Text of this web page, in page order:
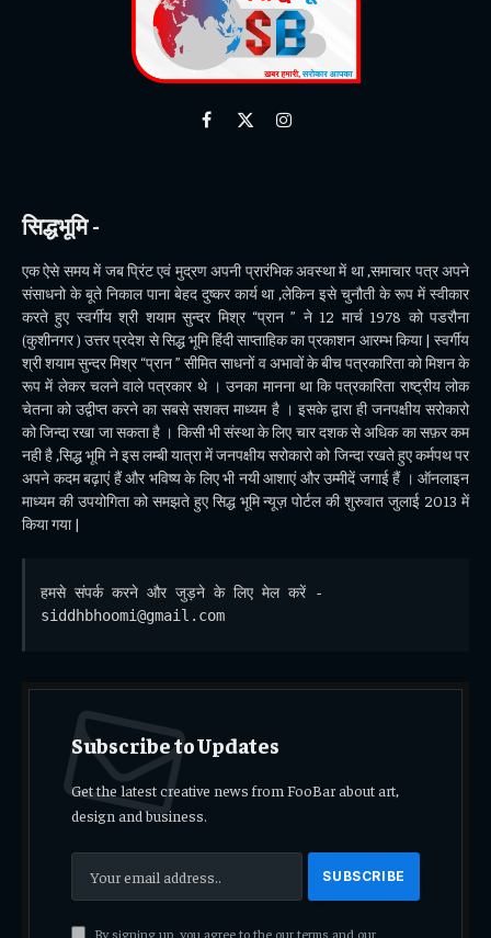
Facebook
X
Instagram
सिद्धभूमि -
एक ऐसे समय में जब प्रिंट एवं मुद्रण अपनी प्रारंभिक अवस्था में था ,समाचार पत्र अपने
संसाधनो के बूते निकाल पाना बेहद दुष्कर कार्य था ,लेकिन इसे चुनौती के रूप में स्वीकार
करते हुए स्वर्गीय श्री शयाम सुन्दर मिश्र “प्रान ” ने 12 मार्च 1978 को पडरौना
(कुशीनगर ) उत्तर प्रदेश से सिद्ध भूमि हिंदी साप्ताहिक का प्रकाशन आरम्भ किया | स्वर्गीय
श्री शयाम सुन्दर मिश्र “प्रान ” सीमित साधनों व अभावों के बीच पत्रकारिता को मिशन के
रूप में लेकर चलने वाले पत्रकार थे । उनका मानना था कि पत्रकारिता राष्ट्रीय लोक
चेतना को उद्वीप्त करने का सबसे सशक्त माध्यम है । इसके द्वारा ही जनपक्षीय सरोकारो
को जिन्दा रखा जा सकता है । किसी भी संस्था के लिए चार दशक से अधिक का सफ़र कम
नही है ,सिद्ध भूमि ने इस लम्बी यात्रा में जनपक्षीय सरोकारो को जिन्दा रखते हुए कर्मपथ पर
अपने कदम बढ़ाएं हैं और भविष्य के लिए भी नयी आशाएं और उम्मीदें जगाई हैं । ऑनलाइन
माध्यम की उपयोगिता को समझते हुए सिद्ध भूमि न्यूज़ पोर्टल की शुरुवात जुलाई 2013 में
किया गया |
हमसे संपर्क करने और जुड़ने के लिए मेल करें -
siddhbhoomi@gmail.com
Subscribe to Updates
Get the latest creative news from FooBar about art,
design and business.
By signing up, you agree to the our terms and our